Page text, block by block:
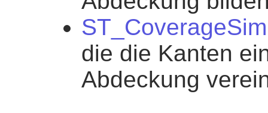
die die Kanten
Abdeckung